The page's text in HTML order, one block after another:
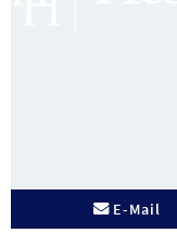
E-Mail